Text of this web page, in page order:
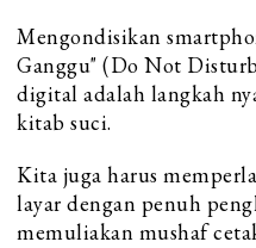
Mengondisikan
Ganggu" (Do Not
digital adalah langkah
kitab suci.
Kita juga harus
layar dengan penuh
memuliakan mushaf